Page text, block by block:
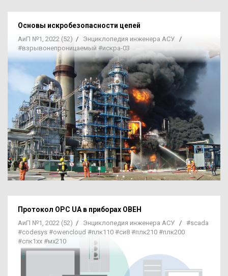
Основы искробезопасности цепей
АиП №1, 2022 (52) / Энциклопедия инженера АСУ /
#взрывонепроницаемый #искра-03
Протокол OPC UA в приборах ОВЕН
АиП №1, 2022 (52) / Энциклопедия инженера АСУ / #scada
#codesys #owencloud #плк110 #си8 #плк210 #плк200
#спк1хх #мх210